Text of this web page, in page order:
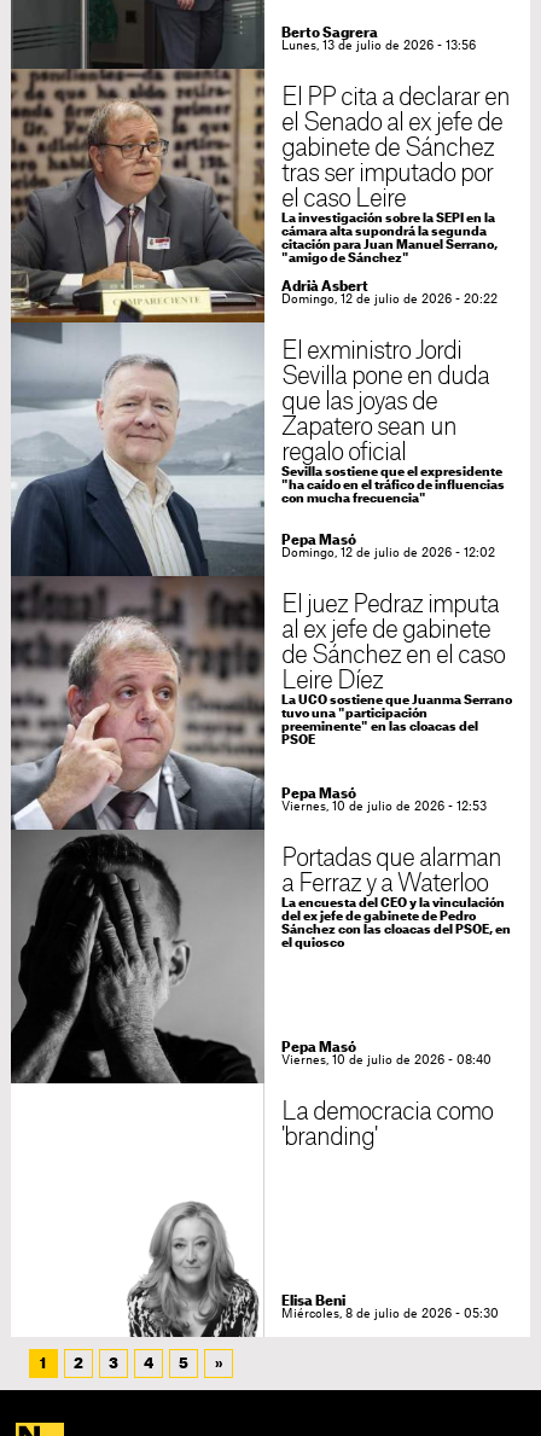
Berto Sagrera
Lunes, 13 de julio de 2026 - 13:56
El PP cita a declarar en
el Senado al ex jefe de
gabinete de Sánchez
tras ser imputado por
el caso Leire
La investigación sobre la SEPI en la
cámara alta supondrá la segunda
citación para Juan Manuel Serrano,
"amigo de Sánchez"
Adrià Asbert
Domingo, 12 de julio de 2026 - 20:22
El exministro Jordi
Sevilla pone en duda
que las joyas de
Zapatero sean un
regalo oficial
Sevilla sostiene que el expresidente
"ha caído en el tráfico de influencias
con mucha frecuencia"
Pepa Masó
Domingo, 12 de julio de 2026 - 12:02
El juez Pedraz imputa
al ex jefe de gabinete
de Sánchez en el caso
Leire Díez
La UCO sostiene que Juanma Serrano
tuvo una "participación
preeminente" en las cloacas del
PSOE
Pepa Masó
Viernes, 10 de julio de 2026 - 12:53
Portadas que alarman
a Ferraz y a Waterloo
La encuesta del CEO y la vinculación
del ex jefe de gabinete de Pedro
Sánchez con las cloacas del PSOE, en
el quiosco
Pepa Masó
Viernes, 10 de julio de 2026 - 08:40
La democracia como
'branding'
Elisa Beni
Miércoles, 8 de julio de 2026 - 05:30
1 2 3 4 5 »